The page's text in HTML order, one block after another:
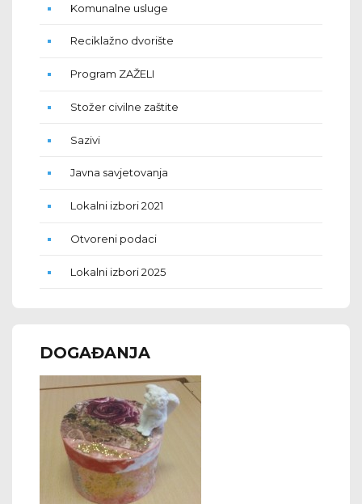
Komunalne usluge
Reciklažno dvorište
Program ZAŽELI
Stožer civilne zaštite
Sazivi
Javna savjetovanja
Lokalni izbori 2021
Otvoreni podaci
Lokalni izbori 2025
DOGAĐANJA